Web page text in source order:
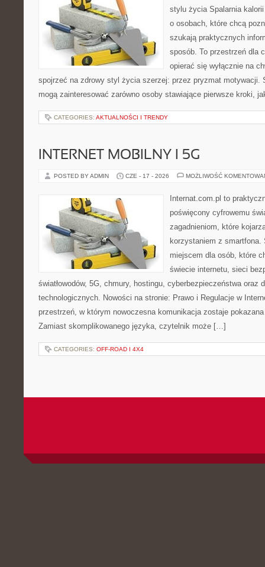
stylu życia Spalarnia
o osobach, które chcą
szukają praktycznych
sposób. To przestrzeń dla
opierać się wyłącznie na
spojrzeć na zdrowy styl życia szerzej: przez pryzmat motywacji.
mogą zainteresować zarówno osoby stawiające pierwsze kroki,
CATEGORIES: AKTUALNOŚCI I TRENDY
INTERNET MOBILNY I 5G
POSTED BY ADMIN CZE - 17 - 2026 MOŻLIWOŚĆ
Internat.com.pl to
poświęcony cyfrowemu
zagadnieniom, które
korzystaniem z
miejscem dla osób, które
świecie internetu, sieci
światłowodów, 5G, chmury, hostingu, cyberbezpieczeństwa oraz
technologicznych. Nowości na stronie: Prawo i Regulacje w
przestrzeń, w którym nowoczesna komunikacja zostaje
Zamiast skomplikowanego języka, czytelnik może […]
CATEGORIES: OFF-ROAD I 4X4